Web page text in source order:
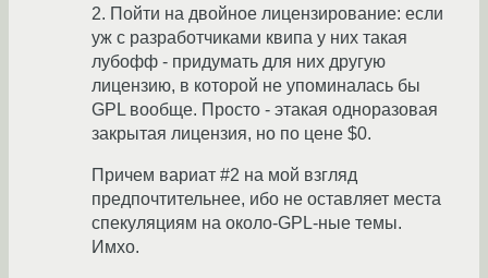
2. Пойти на двойное лицензирование: если
уж с разработчиками квипа у них такая
лубофф - придумать для них другую
лицензию, в которой не упоминалась бы
GPL вообще. Просто - этакая одноразовая
закрытая лицензия, но по цене $0.
Причем вариат #2 на мой взгляд
предпочтительнее, ибо не оставляет места
спекуляциям на около-GPL-ные темы.
Имхо.